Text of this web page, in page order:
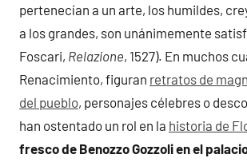
pertenecían a un arte, los humildes,
a los grandes, son unánimemente
Foscari, Relazione, 1527). En muchos
Renacimiento, figuran retratos de
del pueblo, personajes célebres o
han ostentado un rol en la historia de
fresco de Benozzo Gozzoli en el